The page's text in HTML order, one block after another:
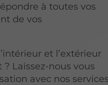
à toutes vos
de vos
et l’extérieur
Laissez-nous vous
avec nos services